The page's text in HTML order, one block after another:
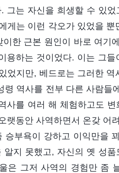
그는 자신을 희생할 수 있
게는 이런 각오가 있었을
한 근본 원인이 바로 여기
용하는 것이었다. 이는 그
었지만, 베드로는 그러한
역사를 전부 다른 사람들
사를 여러 해 체험하고도
동안 사역하면서 온갖 어
부욕이 강하고 이익만을
지 못했고, 자신의 옛 성
은 그저 사역의 경험만 좀